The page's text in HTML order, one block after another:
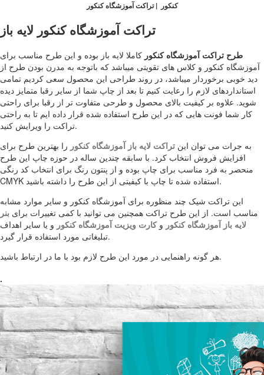
کنکور | تراکت آموزشگاه کنکور
تراکت آموزشگاه کنکور لایه باز
طرح تراکت آموزشگاه کنکور کاملا لایه باز بوده و این طرح مناسب برای
آموزشگاه کنکور و کلاس های تقویتی میباشد که باتوجه به مدرن بودن طرح از
دید خوبی برخوردار میباشد، در روند طراحی این محصول سعی کردیم تمامی
استانداردهای لازم را رعایت کنیم تا بعد از چاپ شما از سایر رقبا متمایز دیده
شوید. علاوه بر کیفیت بالای محصول و طرحی متفاوت تر از رقبا برای راحتی
کار شما فونت هایی که در این طرح استفاده شده قرار داده ایم تا به راحتی
تراکت را ویرایش کنید.
به جرات می توان این تراکت لایه باز آموزشگاه کنکور را بهترین طرح برای
افزایش فروش انتخاب کرد. با سابقه چندین ساله در حوزه چاپ این طرح
منحصر به فرد مناسب برای چاپ بوده و از پنتون رنگ برای انتخاب کد رنگی
CMYK استفاده شده تا چاپ با کیفیتی از این طرح را داشته باشید.
این تراکت شیک چند منظوره برای آموزشگاه کنکور و سایر موارد مشابه
مناسب است. از این طرح تراکت همچنین می توانید با کمی تغییرات برای بنر
لایه باز آموزشگاه کنکور وکارت ویزیت آموزشگاه کنکور و یا سایر اهداف
تبلیغاتی مورد استفاده قرار گیرد.
هر گونه راهنمایی در مورد این طرح لازم بود با ما در ارتباط باشید.
.